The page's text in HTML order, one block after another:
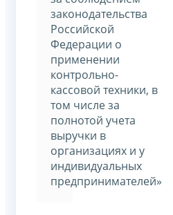
законодательства
Российской
Федерации о
применении
контрольно-
кассовой техники, в
том числе за
полнотой учета
выручки в
организациях и у
индивидуальных
предпринимателей»